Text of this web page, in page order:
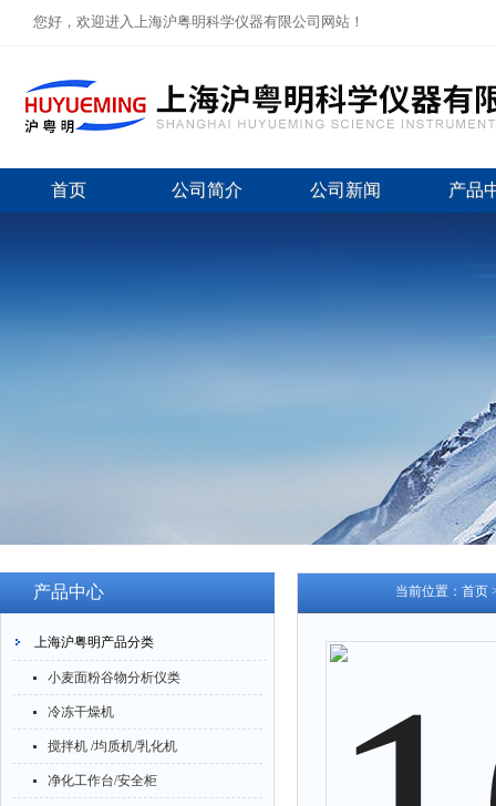
您好，欢迎进入上海沪粤明科学仪器有限公司网站！
首页 公司简介 公司新闻 产品
产品中心
上海沪粤明产品分类
小麦面粉谷物分析仪类
冷冻干燥机
搅拌机 /均质机/乳化机
净化工作台/安全柜
当前位置： 首页